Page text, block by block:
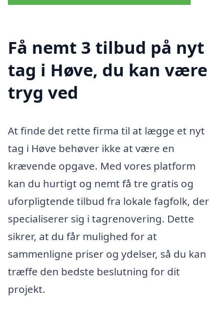
Få nemt 3 tilbud på nyt
tag i Høve, du kan være
tryg ved
At finde det rette firma til at lægge et nyt
tag i Høve behøver ikke at være en
krævende opgave. Med vores platform
kan du hurtigt og nemt få tre gratis og
uforpligtende tilbud fra lokale fagfolk, der
specialiserer sig i tagrenovering. Dette
sikrer, at du får mulighed for at
sammenligne priser og ydelser, så du kan
træffe den bedste beslutning for dit
projekt.